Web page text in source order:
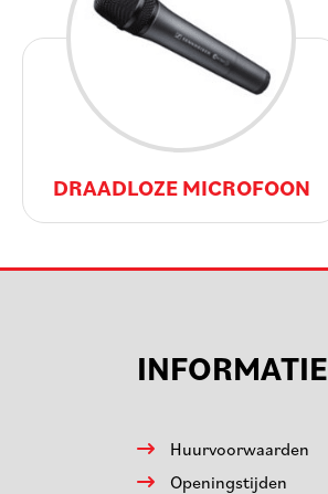
DRAADLOZE MICROFOON
INFORMATIE
Huurvoorwaarden
Openingstijden